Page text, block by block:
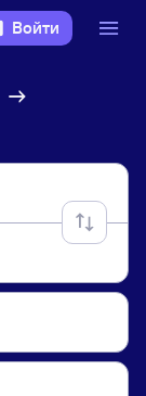
Войти